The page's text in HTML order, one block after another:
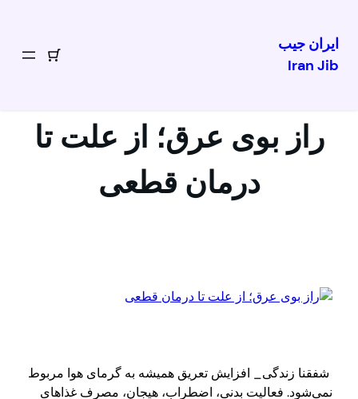
رفتن
ایران جیب
Iran Jib
راز بوی عرق؛ از علت تا
درمان قطعی
شفقنا زندگی_ افزایش تعریق همیشه به گرمای هوا مربوط
نمی‌شود. فعالیت بدنی، اضطراب، هیجان، مصرف غذاهای